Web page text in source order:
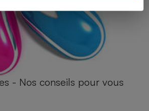
- Nos conseils pour vous